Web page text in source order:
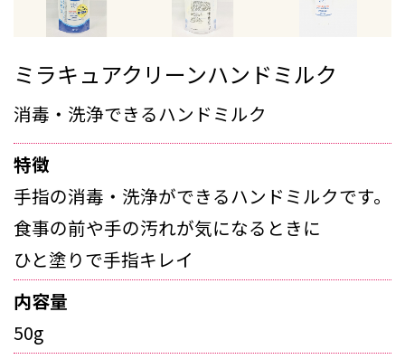
ミラキュアクリーンハンドミルク
消毒・洗浄できるハンドミルク
特徴
手指の消毒・洗浄ができるハンドミルクです。
食事の前や手の汚れが気になるときに
ひと塗りで手指キレイ
内容量
50g